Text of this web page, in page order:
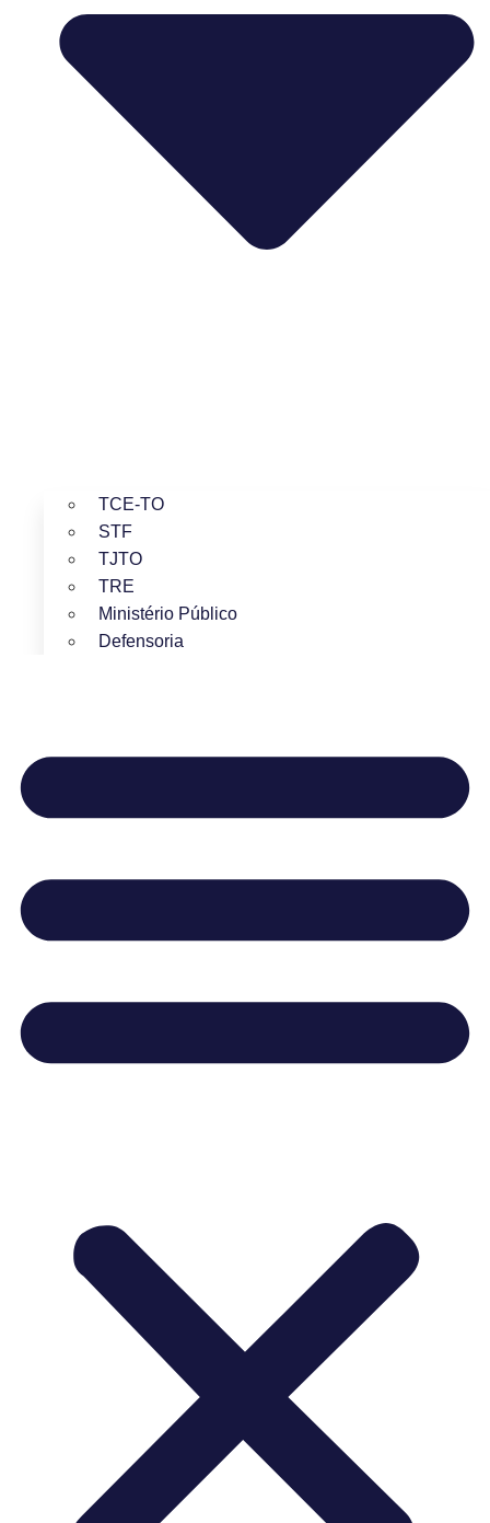
TCE-TO
STF
TJTO
TRE
Ministério Público
Defensoria